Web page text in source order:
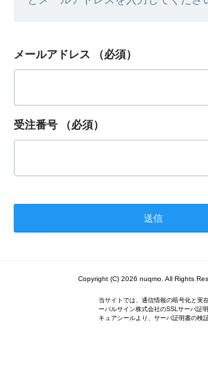
メールアドレス （必須）
受注番号 （必須）
Copyright (C) 2026 nuqmo. All Rights
当サイトでは、通信情報の暗号化と実
ーバルサイン株式会社のSSLサーバ証
キュアシールより、サーバ証明書の検